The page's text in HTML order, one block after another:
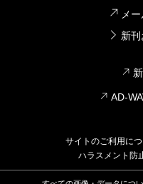
メ
新
AD-
サイトのご利用に
ハラスメント防